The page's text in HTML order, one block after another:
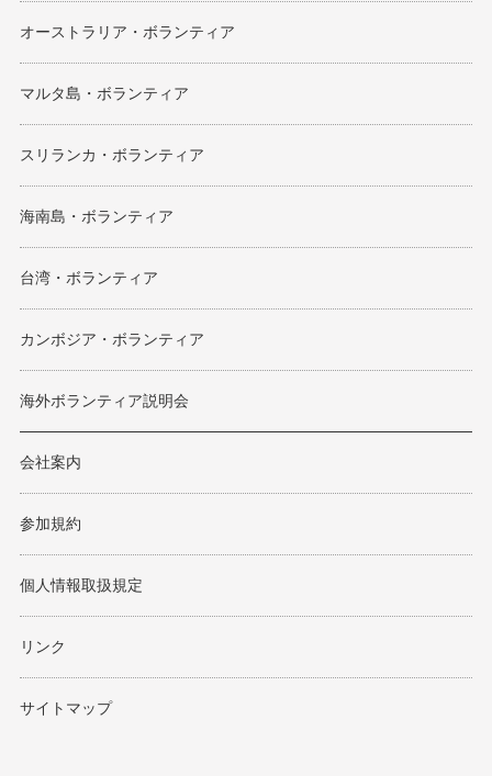
オーストラリア・ボランティア
マルタ島・ボランティア
スリランカ・ボランティア
海南島・ボランティア
台湾・ボランティア
カンボジア・ボランティア
海外ボランティア説明会
会社案内
参加規約
個人情報取扱規定
リンク
サイトマップ